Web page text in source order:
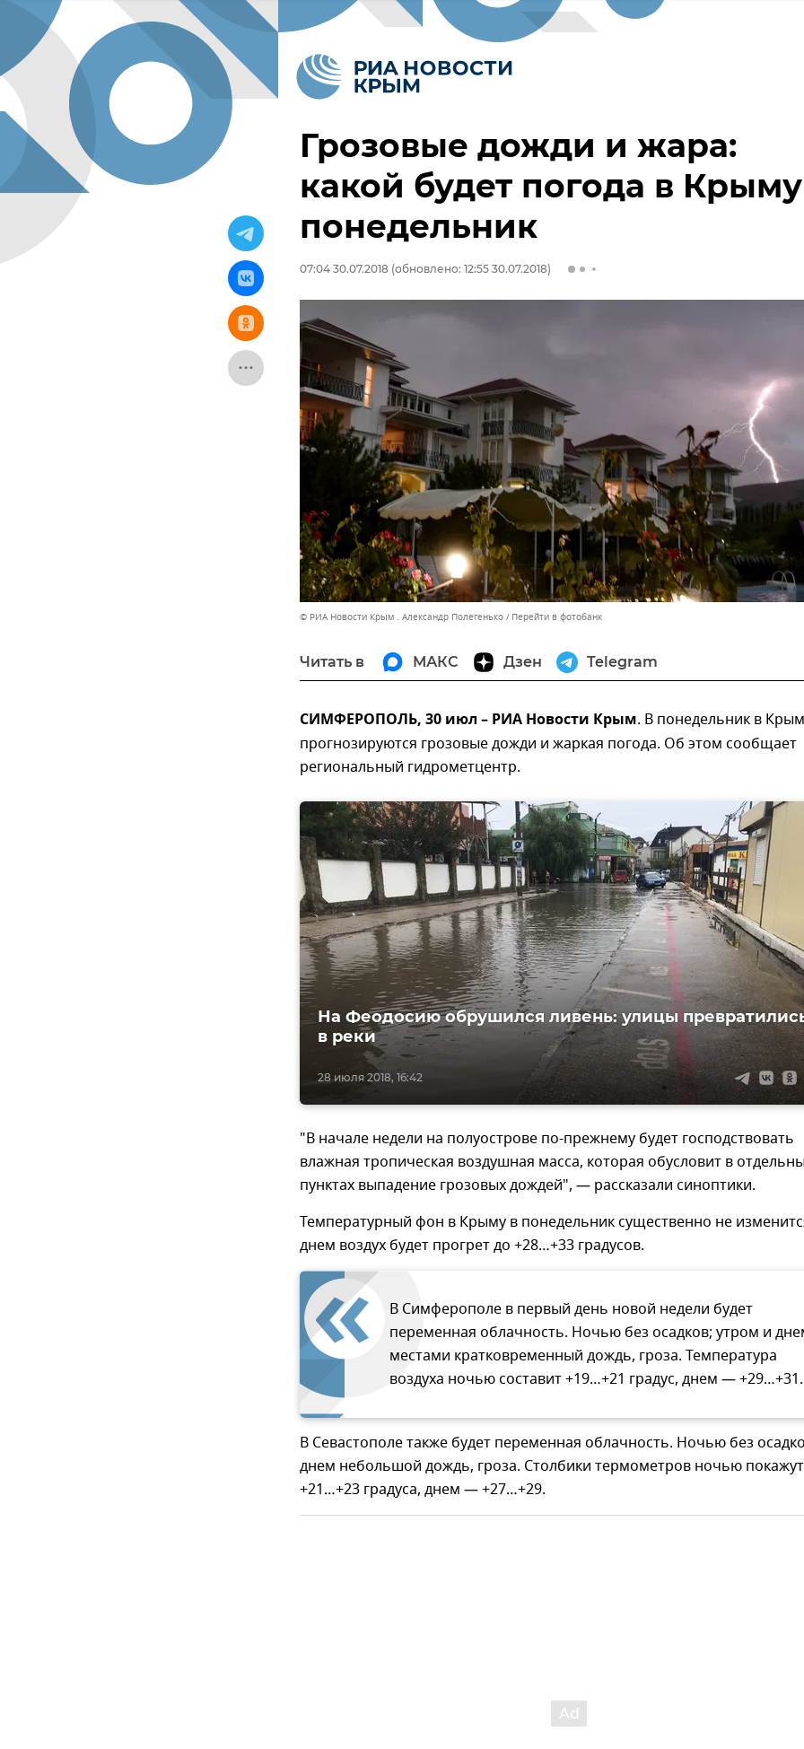
Грозовые дожди и жара:
какой будет погода в
понедельник
07:04 30.07.2018 (обновлено: 12:55 30.07.2018)
© РИА Новости Крым . Александр Полегенько Перейти в фотобанк
Читать в МАКС Дзен Telegram
СИМФЕРОПОЛЬ, 30 июл – РИА Новости Крым. В понедельник в
прогнозируются грозовые дожди и жаркая погода. Об этом сообщает
региональный гидрометцентр.
28 июля 2018, 16:42
На Феодосию обрушился ливень: улицы
в реки
"В начале недели на полуострове по-прежнему будет господствовать
влажная тропическая воздушная масса, которая обусловит в
пунктах выпадение грозовых дождей", — рассказали синоптики.
Температурный фон в Крыму в понедельник существенно не
днем воздух будет прогрет до +28…+33 градусов.
В Симферополе в первый день новой недели будет
переменная облачность. Ночью без осадков; утром и
местами кратковременный дождь, гроза. Температура
воздуха ночью составит +19…+21 градус, днем — +29…+31.
В Севастополе также будет переменная облачность. Ночью без
днем небольшой дождь, гроза. Столбики термометров ночью покажут
+21…+23 градуса, днем — +27…+29.